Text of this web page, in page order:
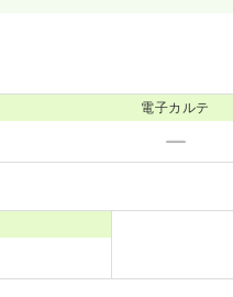
電子カルテ